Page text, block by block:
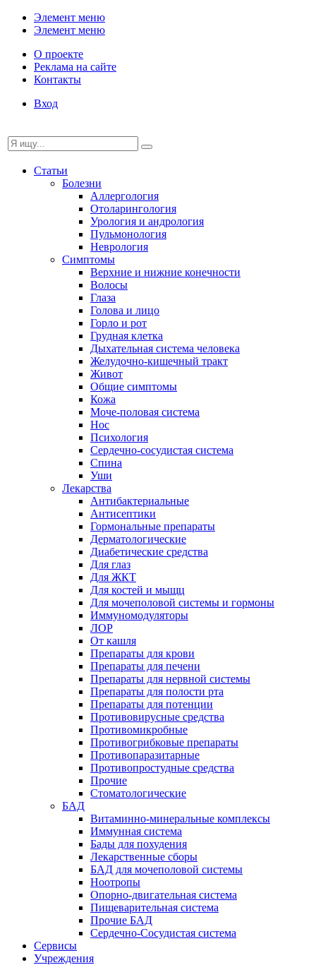
Элемент меню
Элемент меню
О проекте
Реклама на сайте
Контакты
Вход
Статьи
Болезни
Аллергология
Отоларингология
Урология и андрология
Пульмонология
Неврология
Симптомы
Верхние и нижние конечности
Волосы
Глаза
Голова и лицо
Горло и рот
Грудная клетка
Дыхательная система человека
Желудочно-кишечный тракт
Живот
Общие симптомы
Кожа
Моче-половая система
Нос
Психология
Сердечно-сосудистая система
Спина
Уши
Лекарства
Антибактериальные
Антисептики
Гормональные препараты
Дерматологические
Диабетические средства
Для глаз
Для ЖКТ
Для костей и мыщц
Для мочеполовой системы и гормоны
Иммуномодуляторы
ЛОР
От кашля
Препараты для крови
Препараты для печени
Препараты для нервной системы
Препараты для полости рта
Препараты для потенции
Противовирусные средства
Противомикробные
Противогрибковые препараты
Противопаразитарные
Противопростудные средства
Прочие
Стоматологические
БАД
Витаминно-минеральные комплексы
Иммунная система
Бады для похудения
Лекарственные сборы
БАД для мочеполовой системы
Ноотропы
Опорно-двигательная система
Пищеварительная система
Прочие БАД
Сердечно-Сосудистая система
Сервисы
Учреждения